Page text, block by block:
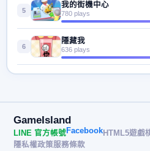
5
我的街機中心
780 plays
6
隱藏我
636 plays
GameIsland
LINE 官方帳號FacebookHTML5遊戲
隱私權政策服務條款